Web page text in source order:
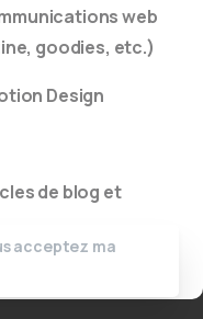
web
goodies, etc.)
Design
de blog et
acceptez ma